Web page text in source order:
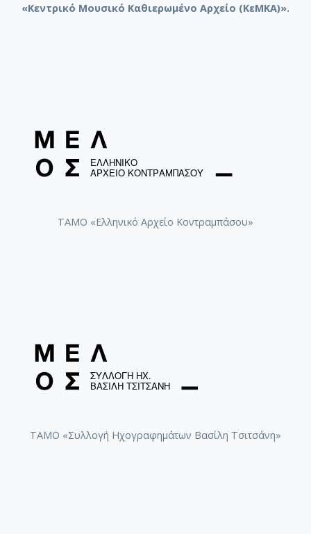
«Κεντρικό Μουσικό Καθιερωμένο Αρχείο (ΚεΜΚΑ)».
ΤΑΜΟ «Ελληνικό Αρχείο Κοντραμπάσου»
ΤΑΜΟ «Συλλογή Ηχογραφημάτων Βασίλη Τσιτσάνη»